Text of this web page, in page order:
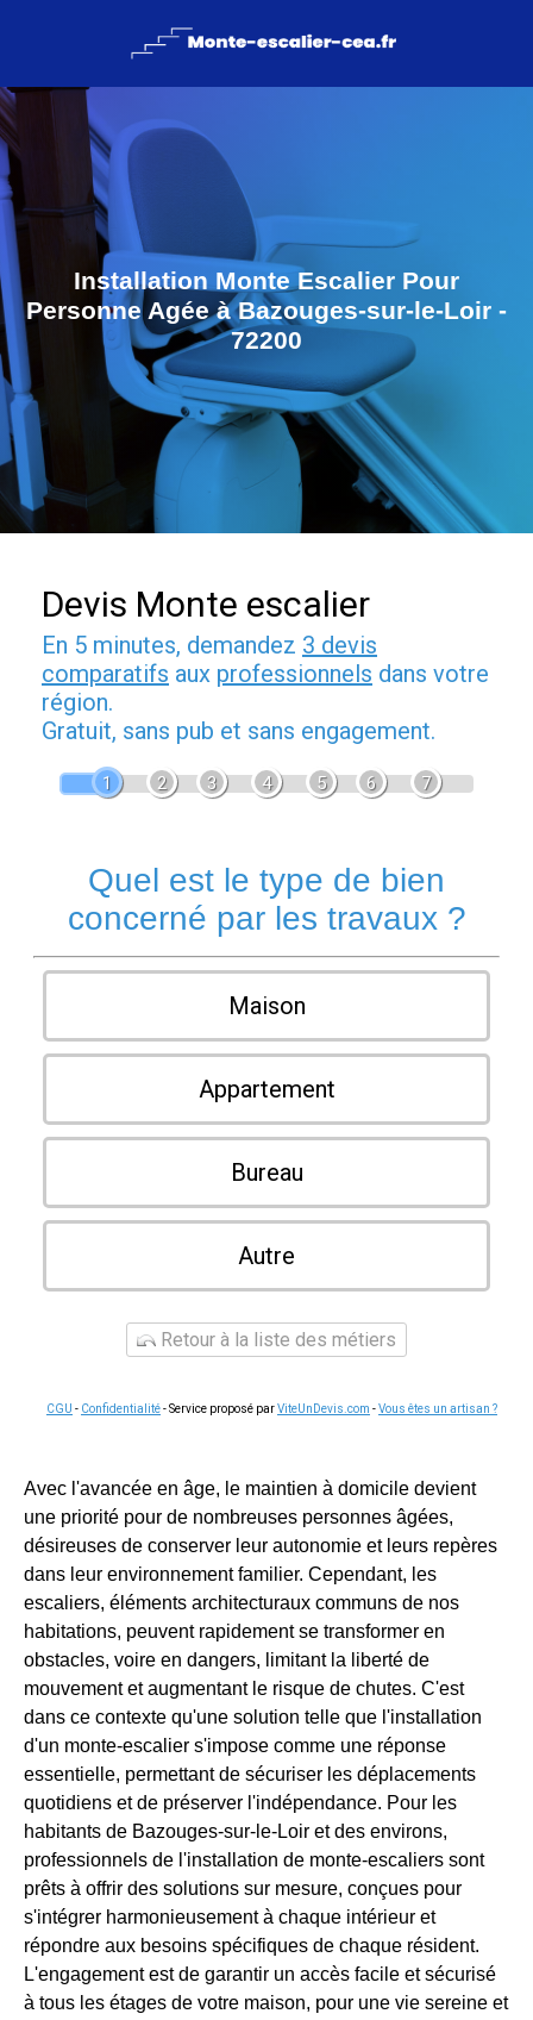
Installation Monte Escalier Pour
Personne Agée à Bazouges-sur-le-Loir -
72200
Devis Monte escalier
En 5 minutes, demandez 3 devis
comparatifs aux professionnels dans votre
région.
Gratuit, sans pub et sans engagement.
1 2 3 4 5 6 7
Quel est le type de bien
concerné par les travaux ?
Maison
Appartement
Bureau
Autre
Retour à la liste des métiers
CGU - Confidentialité- Service proposé parViteUnDevis.com -Vous êtes un artisan ?
Avec l'avancée en âge, le maintien à domicile devient
une priorité pour de nombreuses personnes âgées,
désireuses de conserver leur autonomie et leurs repères
dans leur environnement familier. Cependant, les
escaliers, éléments architecturaux communs de nos
habitations, peuvent rapidement se transformer en
obstacles, voire en dangers, limitant la liberté de
mouvement et augmentant le risque de chutes. C'est
dans ce contexte qu'une solution telle que l'installation
d'un monte-escalier s'impose comme une réponse
essentielle, permettant de sécuriser les déplacements
quotidiens et de préserver l'indépendance. Pour les
habitants de Bazouges-sur-le-Loir et des environs,
professionnels de l'installation de monte-escaliers sont
prêts à offrir des solutions sur mesure, conçues pour
s'intégrer harmonieusement à chaque intérieur et
répondre aux besoins spécifiques de chaque résident.
L'engagement est de garantir un accès facile et sécurisé
à tous les étages de votre maison, pour une vie sereine et